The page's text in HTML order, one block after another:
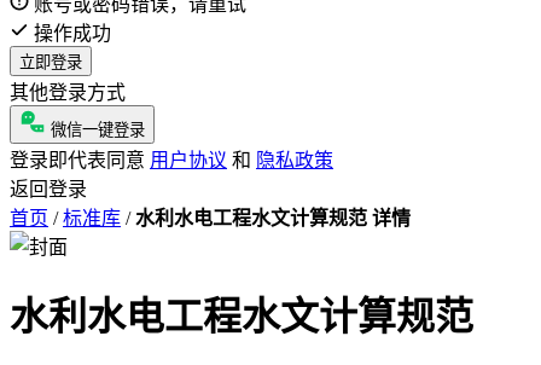
操作成功
立即登录
其他登录方式
微信一键登录
登录即代表同意 用户协议 和 隐私政策
返回登录
首页 / 标准库 / 水利水电工程水文计算规范 详情
水利水电工程水文计算规范